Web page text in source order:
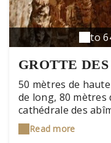
to
GROTTE
50 mètres de
de long, 80 mètres
cathédrale des
grotte fabuleuse
Découverte en
Read more